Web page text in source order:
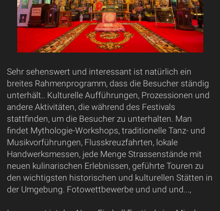
Sehr sehenswert und interessant ist natürlich ein
breites Rahmenprogramm, dass die Besucher ständig
unterhält.. Kulturelle Aufführungen, Prozessionen und
andere Aktivitäten, die während des Festivals
stattfinden, um die Besucher zu unterhalten. Man
findet Mythologie-Workshops, traditionelle Tanz- und
Musikvorführungen, Flusskreuzfahrten, lokale
Handwerksmessen, jede Menge Strassenstände mit
neuen kulinarischen Erlebnissen, geführte Touren zu
den wichtigsten historischen und kulturellen Stätten in
der Umgebung. Fotowettbewerbe und und und...,